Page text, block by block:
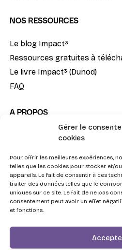
Gérer le
cookies
Pour offrir les meilleures expériences,
telles que les cookies pour stocker et/
appareils. Le fait de consentir à ces
traiter des données telles que le
uniques sur ce site. Le fait de ne pas
consentement peut avoir un effet
et fonctions.
NOS RESSOURCES
Le blog Impact³
Ressources gratuites à
Le livre Impact³ (Dunod)
FAQ
A PROPOS
Notre mission
Nous contacter
2026 - Swott, l'Agentic